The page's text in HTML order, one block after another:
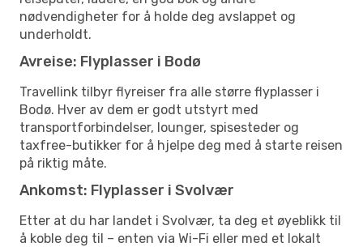
nødvendigheter for å holde deg avslappet og
underholdt.
Avreise: Flyplasser i Bodø
Travellink tilbyr flyreiser fra alle større flyplasser i
Bodø. Hver av dem er godt utstyrt med
transportforbindelser, lounger, spisesteder og
taxfree-butikker for å hjelpe deg med å starte reisen
på riktig måte.
Ankomst: Flyplasser i Svolvær
Etter at du har landet i Svolvær, ta deg et øyeblikk til
å koble deg til – enten via Wi-Fi eller med et lokalt